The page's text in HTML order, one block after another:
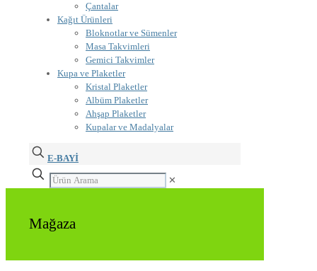
Çantalar
Kağıt Ürünleri
Bloknotlar ve Sümenler
Masa Takvimleri
Gemici Takvimler
Kupa ve Plaketler
Kristal Plaketler
Albüm Plaketler
Ahşap Plaketler
Kupalar ve Madalyalar
E-BAYİ
✕
Mağaza